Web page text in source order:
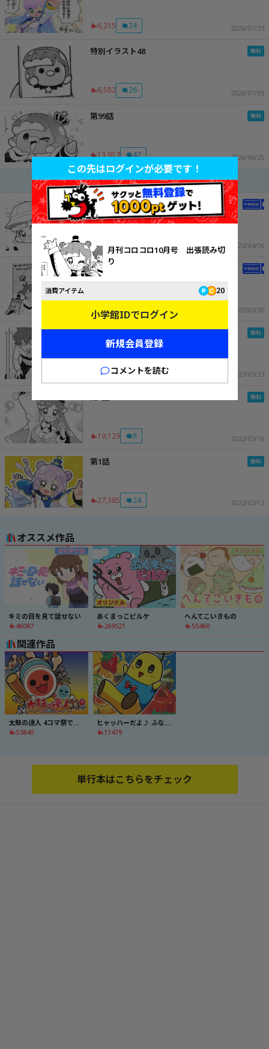
6,215 24 2026/07/23
特別イラスト48
6,582 26 2026/07/09
第99話
13,917 42 2026/06/25
途中話を表示する
第5話
12,119 2022/04/06
第4話
2022/03/30
17,917 10 2022/03/23
19,129 8 2022/03/16
第1話
27,385 24 2022/03/13
この先はログインが必要です！
月刊コロコロ10月号 出張読み切
り
消費アイテム 20
小学館IDでログイン
新規会員登録
コメントを読む
オススメ作品
キミの目を見て話せない
46087
あくまっこピルケ
269521
へんてこいきもの
55460
関連作品
太鼓の達人 4コマ祭でドドンがドン！
53840
ヒャッハーだよ♪ ふなっしー
11479
単行本はこちらをチェック